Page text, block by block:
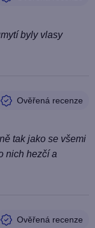
byly vlasy
tak jako se všemi
nich hezčí a